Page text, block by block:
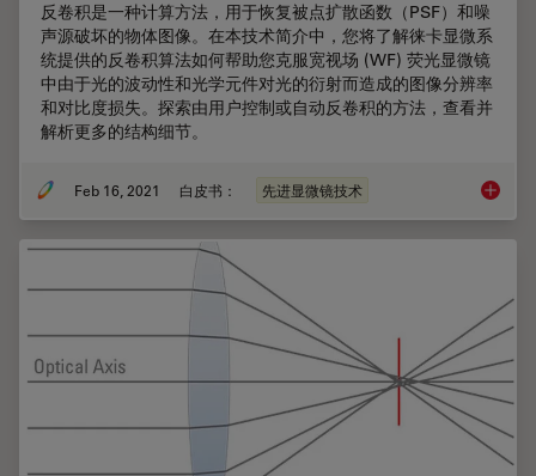
反卷积是一种计算方法，用于恢复被点扩散函数（PSF）和噪
声源破坏的物体图像。在本技术简介中，您将了解徕卡显微系
统提供的反卷积算法如何帮助您克服宽视场 (WF) 荧光显微镜
中由于光的波动性和光学元件对光的衍射而造成的图像分辨率
和对比度损失。探索由用户控制或自动反卷积的方法，查看并
解析更多的结构细节。
Feb 16, 2021 白皮书： 先进显微镜技术 自适应